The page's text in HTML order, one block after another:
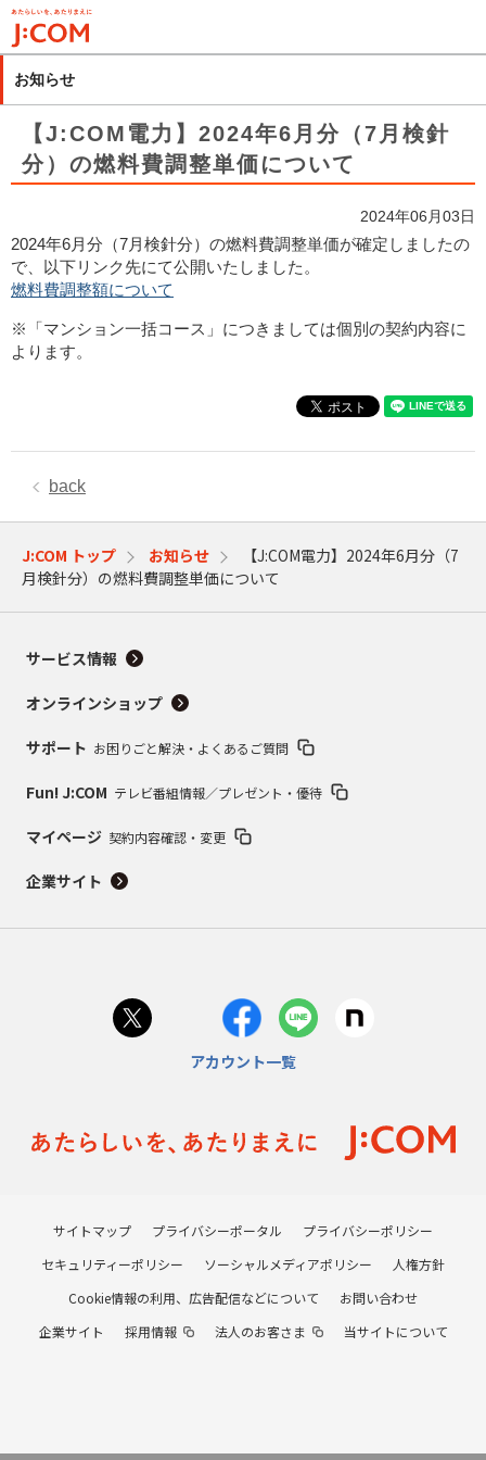
メ
イ
コ
移
お知らせ
【J:COM電力】2024年6月分（7月検針
分）の燃料費調整単価について
2024年06月03日
2024年6月分（7月検針分）の燃料費調整単価が確定しましたの
で、以下リンク先にて公開いたしました。
燃料費調整額について
※「マンション一括コース」につきましては個別の契約内容に
よります。
back
J:COM トップ お知らせ
【J:COM電力】2024年6月分（7
月検針分）の燃料費調整単価について
サービス情報
オンラインショップ
サポート お困りごと解決・よくあるご質問
Fun! J:COM テレビ番組情報／プレゼント・優待
マイページ 契約内容確認・変更
企業サイト
アカウント一覧
サイトマップ プライバシーポータル
プライバシーポリシー
セキュリティーポリシー
ソーシャルメディアポリシー
人権方針
Cookie情報の利用、広告配信などについて
お問い合わせ
企業サイト
採用情報 法人のお客さま 当サイトについて